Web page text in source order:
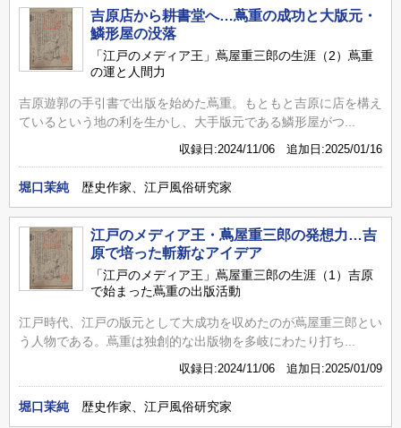
吉原店から耕書堂へ…蔦重の成功と大版元・
鱗形屋の没落
「江戸のメディア王」蔦屋重三郎の生涯（2）蔦重
の運と人間力
吉原遊郭の手引書で出版を始めた蔦重。もともと吉原に店を構え
ているという地の利を生かし、大手版元である鱗形屋がつ...
収録日:2024/11/06 追加日:2025/01/16
堀口茉純 歴史作家、江戸風俗研究家
江戸のメディア王・蔦屋重三郎の発想力…吉
原で培った斬新なアイデア
「江戸のメディア王」蔦屋重三郎の生涯（1）吉原
で始まった蔦重の出版活動
江戸時代、江戸の版元として大成功を収めたのが蔦屋重三郎とい
う人物である。蔦重は独創的な出版物を多岐にわたり打ち...
収録日:2024/11/06 追加日:2025/01/09
堀口茉純 歴史作家、江戸風俗研究家